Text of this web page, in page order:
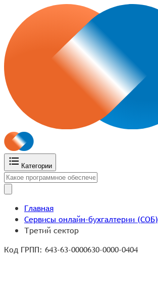
Категории
Главная
Сервисы онлайн-бухгалтерии (СОБ)
Третий сектор
Код ГРПП: 643-63-0000630-0000-0404